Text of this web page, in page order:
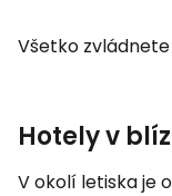
Všetko
Hotely v
V okolí letiska je